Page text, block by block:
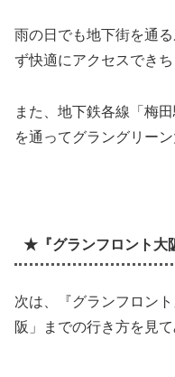
雨の日でも地下街を通
ず快適にアクセスできち
また、地下鉄各線「梅
を通ってグラングリー
★『グランフロント大
次は、『グランフロン
阪」までの行き方を見て